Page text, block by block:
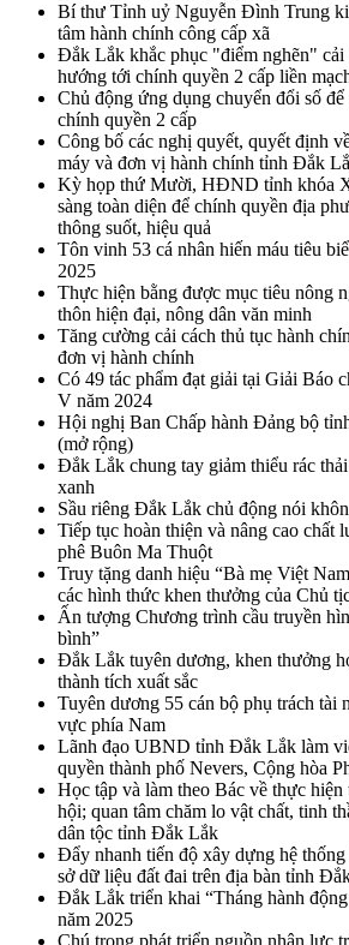
Bí thư Tỉnh uỷ Nguyễn Đình Trung
tâm hành chính công cấp xã
Đắk Lắk khắc phục "điểm nghẽn" cải
hướng tới chính quyền 2 cấp liền
Chủ động ứng dụng chuyển đổi số
chính quyền 2 cấp
Công bố các nghị quyết, quyết định
máy và đơn vị hành chính tỉnh Đắk
Kỳ họp thứ Mười, HĐND tỉnh khóa
sàng toàn diện để chính quyền địa
thông suốt, hiệu quả
Tôn vinh 53 cá nhân hiến máu tiêu
2025
Thực hiện bằng được mục tiêu nông
thôn hiện đại, nông dân văn minh
Tăng cường cải cách thủ tục hành
đơn vị hành chính
Có 49 tác phẩm đạt giải tại Giải Báo
V năm 2024
Hội nghị Ban Chấp hành Đảng bộ
(mở rộng)
Đắk Lắk chung tay giảm thiểu rác
xanh
Sầu riêng Đắk Lắk chủ động nói
Tiếp tục hoàn thiện và nâng cao chất
phê Buôn Ma Thuột
Truy tặng danh hiệu “Bà mẹ Việt
các hình thức khen thưởng của Chủ
Ấn tượng Chương trình cầu truyền
bình”
Đắk Lắk tuyên dương, khen thưởng
thành tích xuất sắc
Tuyên dương 55 cán bộ phụ trách tài
vực phía Nam
Lãnh đạo UBND tỉnh Đắk Lắk làm
quyền thành phố Nevers, Cộng hòa
Học tập và làm theo Bác về thực hiện
hội; quan tâm chăm lo vật chất, tinh
dân tộc tỉnh Đắk Lắk
Đẩy nhanh tiến độ xây dựng hệ
sở dữ liệu đất đai trên địa bàn tỉnh
Đắk Lắk triển khai “Tháng hành
năm 2025